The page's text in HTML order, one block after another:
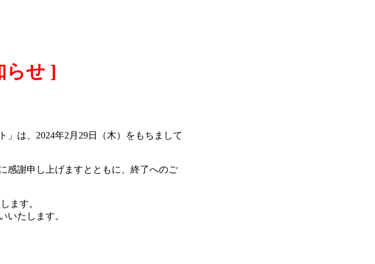
らせ ]
は、2024年2月29日（木）をもちまして
感謝申し上げますとともに、終了へのご
ます。
いたします。